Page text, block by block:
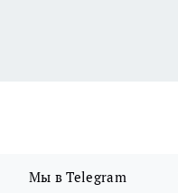
Мы в Telegram